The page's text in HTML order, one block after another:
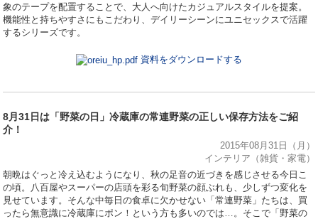
象のテープを配置することで、大人へ向けたカジュアルスタイルを提案。
機能性と持ちやすさにもこだわり、デイリーシーンにユニセックスで活躍
するシリーズです。
資料をダウンロードする
8月31日は「野菜の日」冷蔵庫の常連野菜の正しい保存方法をご紹
介！
2015年08月31日（月）
インテリア（雑貨・家電）
朝晩はぐっと冷え込むようになり、秋の足音の近づきを感じさせる今日こ
の頃。八百屋やスーパーの店頭を彩る旬野菜の顔ぶれも、少しずつ変化を
見せています。そんな中毎日の食卓に欠かせない「常連野菜」たちは、買
ったら無意識に冷蔵庫にポン！という方も多いのでは…。そこで「野菜の